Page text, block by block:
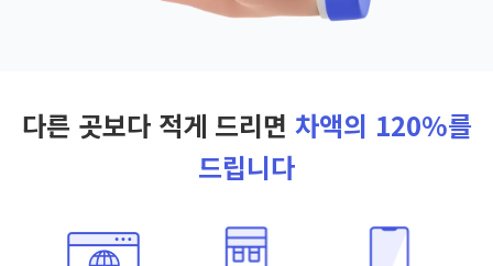
다른 곳보다 적게 드리면 차액의 120%를
드립니다